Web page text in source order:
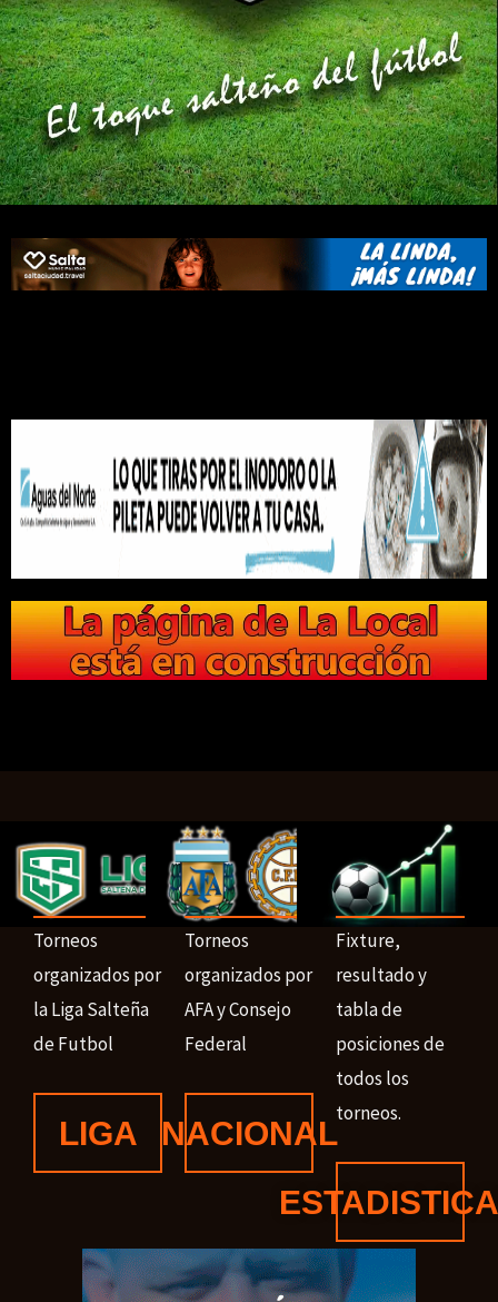
Torneos
organizados por
la Liga Salteña
de Futbol
LIGA
Torneos
organizados por
AFA y Consejo
Federal
NACIONAL
Fixture,
resultado y
tabla de
posiciones de
todos los
torneos.